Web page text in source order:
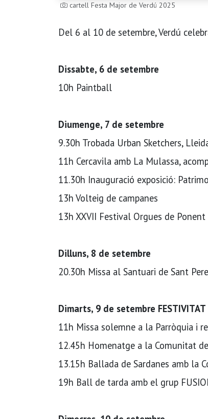
cartell Festa Major de Verdú 2025
Del 6 al 10 de setembre, Verdú
Dissabte, 6 de setembre
10h Paintball
Diumenge, 7 de setembre
9.30h Trobada Urban Sketchers,
11h Cercavila amb La Mulassa,
11.30h Inauguració exposició:
13h Volteig de campanes
13h XXVII Festival Orgues de
Dilluns, 8 de setembre
20.30h Missa al Santuari de Sant
Dimarts, 9 de setembre FESTIVITAT
11h Missa solemne a la Parròquia i
12.45h Homenatge a la Comunitat
13.15h Ballada de Sardanes amb la
19h Ball de tarda amb el grup